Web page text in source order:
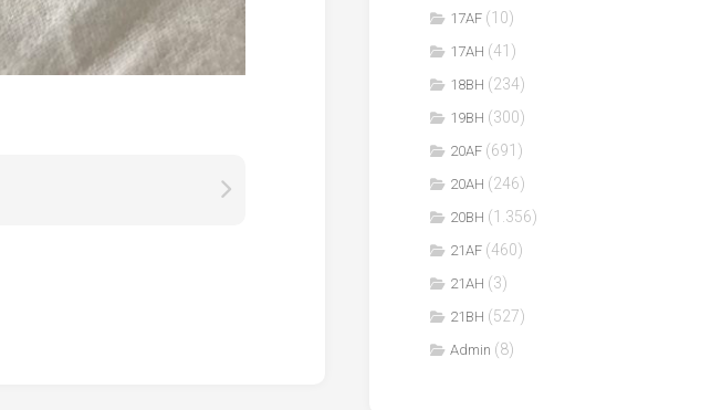
17AF (10)
17AH (41)
18BH (234)
19BH (300)
20AF (691)
20AH (246)
20BH (1.356)
21AF (460)
21AH (3)
21BH (527)
Admin (8)